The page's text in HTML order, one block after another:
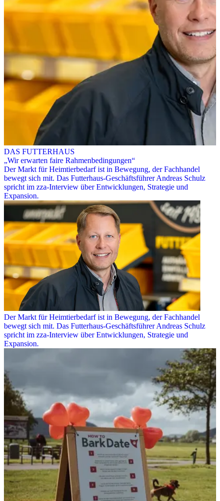
DAS FUTTERHAUS
„Wir erwarten faire Rahmenbedingungen“
Der Markt für Heimtierbedarf ist in Bewegung, der Fachhandel
bewegt sich mit. Das Futterhaus-Geschäftsführer Andreas Schulz
spricht im zza-Interview über Entwicklungen, Strategie und
Expansion.
Der Markt für Heimtierbedarf ist in Bewegung, der Fachhandel
bewegt sich mit. Das Futterhaus-Geschäftsführer Andreas Schulz
spricht im zza-Interview über Entwicklungen, Strategie und
Expansion.